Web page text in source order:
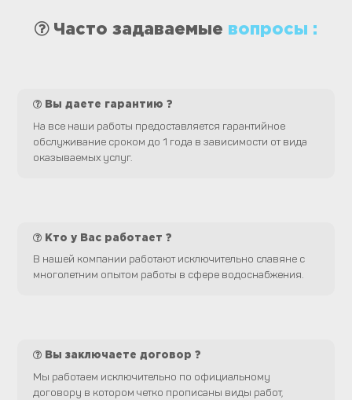
Часто задаваемые вопросы :
Вы даете гарантию ?
На все наши работы предоставляется гарантийное
обслуживание сроком до 1 года в зависимости от вида
оказываемых услуг.
Кто у Вас работает ?
В нашей компании работают исключительно славяне с
многолетним опытом работы в сфере водоснабжения.
Вы заключаете договор ?
Мы работаем исключительно по официальному
договору в котором четко прописаны виды работ,